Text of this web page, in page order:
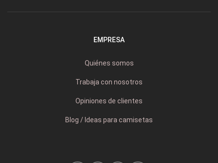
EMPRESA
Quiénes somos
Trabaja con nosotros
Opiniones de clientes
Blog / Ideas para camisetas